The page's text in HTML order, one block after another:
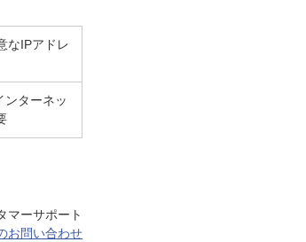
なIPアドレ
ンターネッ
マーサポート
お問い合わせ